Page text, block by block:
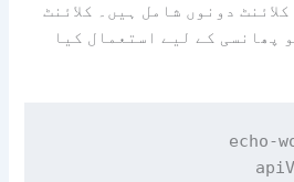
دونوں شامل ہیں۔ کلائنٹ
پھانسی کے لیے استعمال کیا